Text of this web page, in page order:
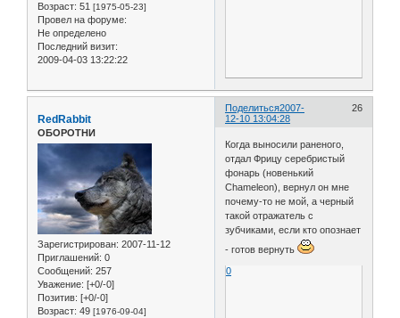
Возраст: 51 [1975-05-23]
Провел на форуме:
Не определено
Последний визит:
2009-04-03 13:22:22
Поделиться 26
2007-
12-10 13:04:28
RedRabbit
ОБОРОТНИ
Зарегистрирован: 2007-11-12
Приглашений: 0
Сообщений: 257
Уважение: [+0/-0]
Позитив: [+0/-0]
Возраст: 49 [1976-09-04]
Когда выносили раненого,
отдал Фрицу серебристый
фонарь (новенький
Chameleon), вернул он мне
почему-то не мой, а черный
такой отражатель с
зубчиками, если кто опознает
- готов вернуть
0